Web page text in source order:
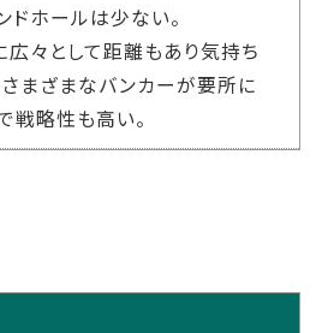
ドホールは少ない。
広々として距離もあり気持ち
さまざまなバンカーが要所に
戦略性も高い。